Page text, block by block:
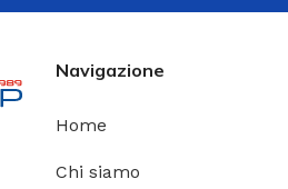
Navigazione
Home
Chi siamo